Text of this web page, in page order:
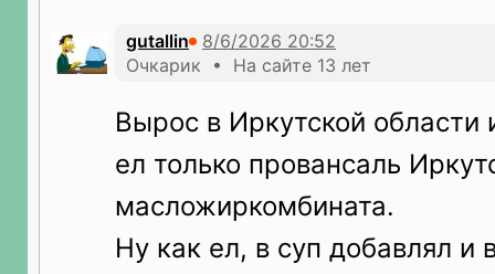
gutallin
Очкарик • На сайте 13 лет
Вырос в Иркутской области
ел только провансаль
масложиркомбината.
Ну как ел, в суп добавлял и